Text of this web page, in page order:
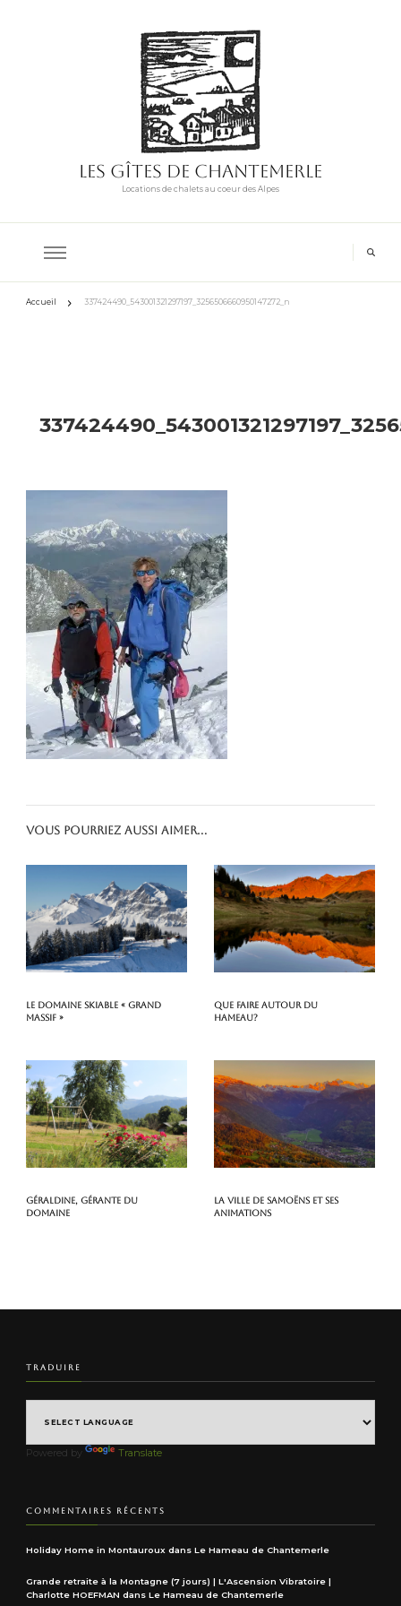
Les Gîtes de Chantemerle
Locations de chalets au coeur des Alpes
Accueil 337424490_543001321297197_3256506660950147272_n
Vous pourriez aussi aimer...
Le domaine skiable « Grand
Massif »
Que faire autour du
hameau?
Géraldine, gérante du
domaine
La ville de Samoëns et ses
animations
TRADUIRE
Powered by Translate
COMMENTAIRES RÉCENTS
Holiday Home in Montauroux dans Le Hameau de Chantemerle
Grande retraite à la Montagne (7 jours) | L'Ascension Vibratoire |
Charlotte HOEFMAN dans Le Hameau de Chantemerle